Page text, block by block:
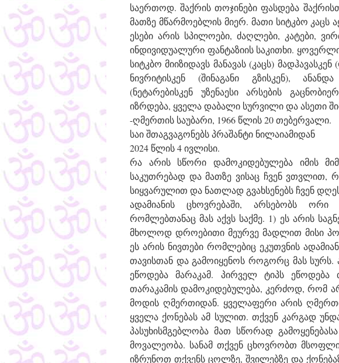
საერთოდ. შაქრის თოჯინები ფასდება
მათზე მწარმოებლის მიერ. მათი სიტკბო კაცს
ესები არის სპილოები, ძაღლები, კატები,
ინდივიდუალური ფანტაზიის საკითხი.
სიტკბო მიიზიდავს მანავას (კაცს)
ნივრიტისკენ (შინაგანი გზისკენ),
(ნეტარებისკენ უზენაესი არსების
იზრდება, ყველა დაბალი სურვილი და ასეთი
-ღმერთის საუბარი, 1966 წლის 20 თებერვალი.
საი შთაგვაგონებს პრაშანტი ნილაიამიდან
2024 წლის 4 ივლისი.
რა არის სწორი დამოკიდებულება იმის
საკუთრებად და მათზე ვისაც ჩვენ ვთვლით,
სიყვარულით და ნათლად გვახსენებს ჩვენ
ადამიანის ცხოვრებაში, არსებობს ორი
რომლებთანაც მას აქვს საქმე. 1) ეს არის
მხოლოდ დროებითი მეურვე მადლით მისი
ეს არის ნივთები რომლებიც ეკუთვნის
თავისთან და გამოიყენოს როგორც მას სურს.
ეწოდება მარაკამ. პირველ ტიპს ეწოდება
თარაკამის დამოკიდებულება, კერძოდ, რომ
მოდის ღმერთიდან. ყველაფერი არის
ყველა ქონებას ამ სულით. თქვენ კარგად
პასუხისმგებლობა მათ სწორად
მოვალეობა. სანამ თქვენ ცხოვრობთ
იზრუნოთ თქვენს ცოლზე, შვილებზე და